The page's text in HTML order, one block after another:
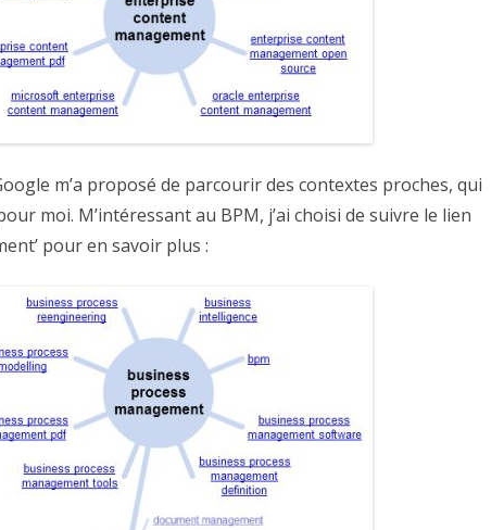
m’a proposé de parcourir des contextes proches, qui
moi. M’intéressant au BPM, j’ai choisi de suivre le lien
pour en savoir plus :